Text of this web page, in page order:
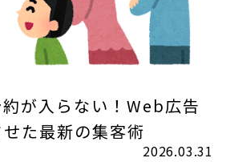
が入らない！Web広告
た最新の集客術
2026.03.31